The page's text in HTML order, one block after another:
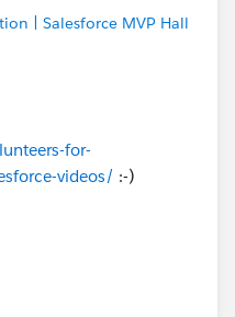
| Salesforce MVP Hall
for-
videos/ :-)